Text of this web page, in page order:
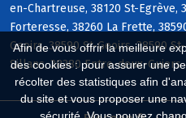
Afin de vous offrir la meilleure
des cookies : pour assurer une
récolter des statistiques afin
du site et vous proposer une
en-Chartreuse, 38120 St-Egrève,
Forteresse, 38260 La Frette,
Geoirs, 38590 St-Geoirs, 38590
Sillans, 38380 Entre-deux-Guiers